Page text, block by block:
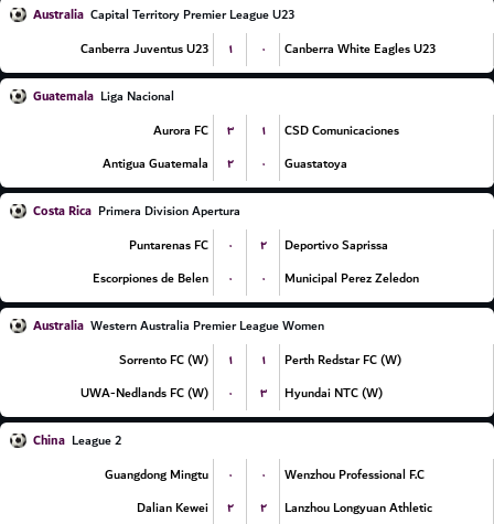
Australia Capital Territory Premier League U23
Canberra Juventus U23
۱ ۰ Canberra White Eagles U23
Guatemala Liga Nacional
Aurora FC
۳ ۱
CSD Comunicaciones
Antigua Guatemala
۲ ۰ Guastatoya
Costa Rica Primera Division Apertura
Puntarenas FC
۰ ۲
Deportivo Saprissa
Escorpiones de Belen
۰ ۰ Municipal Perez Zeledon
Australia Western Australia Premier League Women
Sorrento FC (W)
۱ ۱
Perth Redstar FC (W)
UWA-Nedlands FC (W)
۰ ۳ Hyundai NTC (W)
China League 2
Guangdong Mingtu
۰ ۰
Wenzhou Professional F.C
Dalian Kewei
۲ ۲
Lanzhou Longyuan Athletic